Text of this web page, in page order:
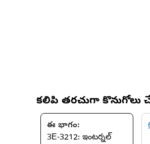
కలిపి తరచుగా కొనుగోలు
ఈ భాగం:
3E-3212: ఇంటర్నల్